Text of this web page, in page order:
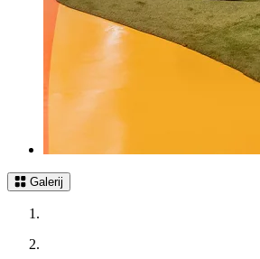
Galerij